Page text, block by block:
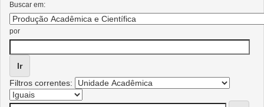
Buscar em:
por
Filtros correntes: